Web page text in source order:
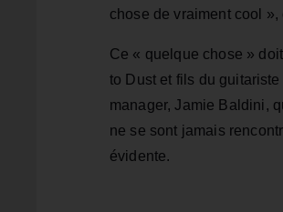
chose de vraiment cool »,
Ce « quelque chose »
to Dust et fils du
manager, Jamie Baldini,
ne se sont jamais
évidente.